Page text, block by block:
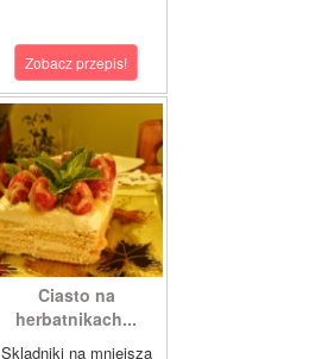
Zobacz przepis!
Ciasto na
herbatnikach...
Skladniki na mniejsza